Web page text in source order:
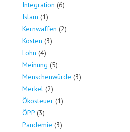
Integration (6)
Islam (1)
Kernwaffen (2)
Kosten (3)
Lohn (4)
Meinung (5)
Menschenwürde (3)
Merkel (2)
Ökosteuer (1)
ÖPP (3)
Pandemie (3)